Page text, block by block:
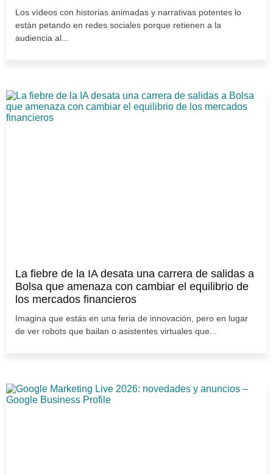
Los vídeos con historias animadas y narrativas potentes lo
están petando en redes sociales porque retienen a la
audiencia al...
La fiebre de la IA desata una carrera de salidas a
Bolsa que amenaza con cambiar el equilibrio de
los mercados financieros
Imagina que estás en una feria de innovación, pero en lugar
de ver robots que bailan o asistentes virtuales que...